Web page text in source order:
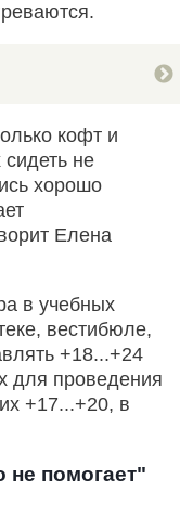
кофт и
не
хорошо
Елена
в учебных
вестибюле,
+18...+24
для проведения
+17...+20, в
помогает"